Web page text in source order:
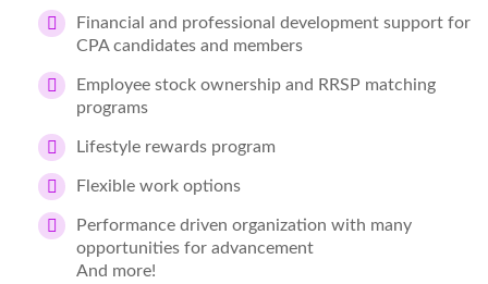
Financial and professional development support for
CPA candidates and members
Employee stock ownership and RRSP matching
programs
Lifestyle rewards program
Flexible work options
Performance driven organization with many
opportunities for advancement
And more!